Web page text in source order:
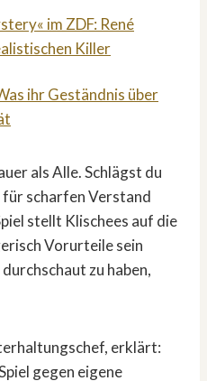
im ZDF: René
Killer
ihr Geständnis über
als Alle. Schlägst du
für scharfen Verstand
stellt Klischees auf die
Vorurteile sein
zu haben,
erklärt:
gegen eigene